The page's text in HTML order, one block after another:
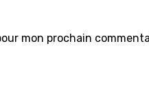
mon prochain